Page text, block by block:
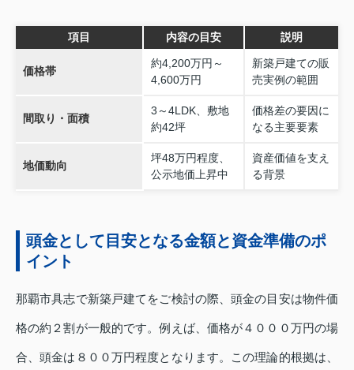
項目 内容の目安 説明
価格帯
約4,200万円～
4,600万円
新築戸建ての販
売実例の範囲
間取り・面積
3～4LDK、敷地
約42坪
価格差の要因に
なる主要要素
地価動向
坪48万円程度、
公示地価上昇中
資産価値を支え
る背景
頭金として目安となる金額と資金準備のポ
イント
那覇市具志で新築戸建てをご検討の際、頭金の目安は物件価
格の約２割が一般的です。例えば、価格が４０００万円の場
合、頭金は８００万円程度となります。この理論的根拠は、